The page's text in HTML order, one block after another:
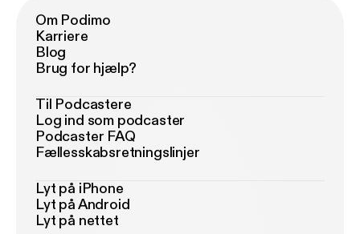
Om Podimo
Karriere
Blog
Brug for hjælp?
Til Podcastere
Log ind som podcaster
Podcaster FAQ
Fællesskabsretningslinjer
Lyt på iPhone
Lyt på Android
Lyt på nettet